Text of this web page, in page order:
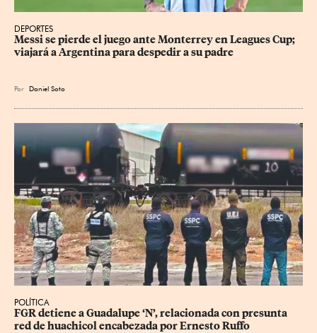
DEPORTES
Messi se pierde el juego ante Monterrey en Leagues Cup;
viajará a Argentina para despedir a su padre
Por Daniel Soto
POLÍTICA
FGR detiene a Guadalupe ‘N’, relacionada con presunta
red de huachicol encabezada por Ernesto Ruffo